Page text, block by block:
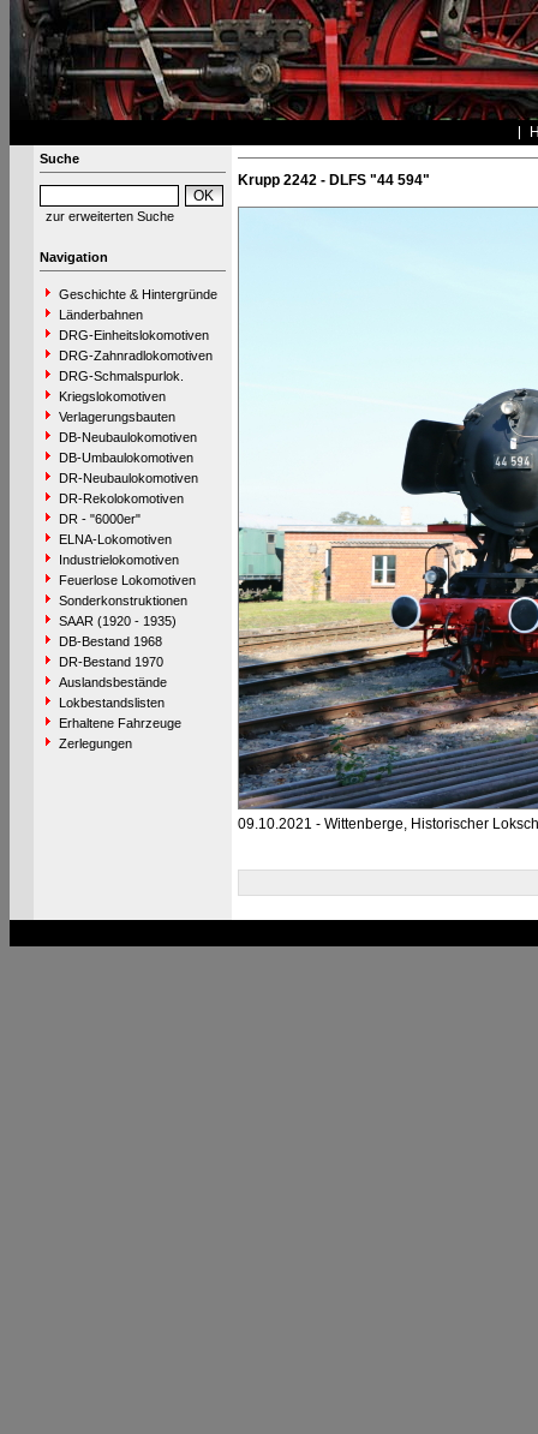
Suche
zur erweiterten Suche
Navigation
Geschichte & Hintergründe
Länderbahnen
DRG-Einheitslokomotiven
DRG-Zahnradlokomotiven
DRG-Schmalspurlok.
Kriegslokomotiven
Verlagerungsbauten
DB-Neubaulokomotiven
DB-Umbaulokomotiven
DR-Neubaulokomotiven
DR-Rekolokomotiven
DR - "6000er"
ELNA-Lokomotiven
Industrielokomotiven
Feuerlose Lokomotiven
Sonderkonstruktionen
SAAR (1920 - 1935)
DB-Bestand 1968
DR-Bestand 1970
Auslandsbestände
Lokbestandslisten
Erhaltene Fahrzeuge
Zerlegungen
Krupp 2242 - DLFS "44 594"
09.10.2021 - Wittenberge, Historischer